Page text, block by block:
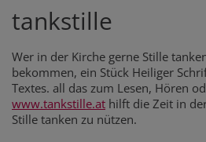
tankstille
Wer in der Kirche gerne Stille
bekommen, ein Stück Heiliger
Textes. all das zum Lesen, Hören
www.tankstille.at hilft die Zeit in
Stille tanken zu nützen.